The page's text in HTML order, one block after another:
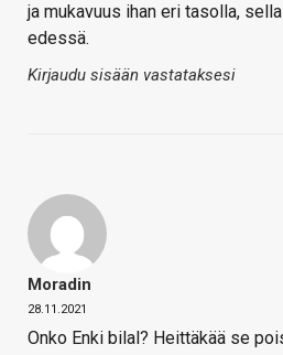
ja mukavuus ihan eri tasolla,
edessä.
Kirjaudu sisään vastataksesi
Moradin
28.11.2021
Onko Enki bilal? Heittäkää se